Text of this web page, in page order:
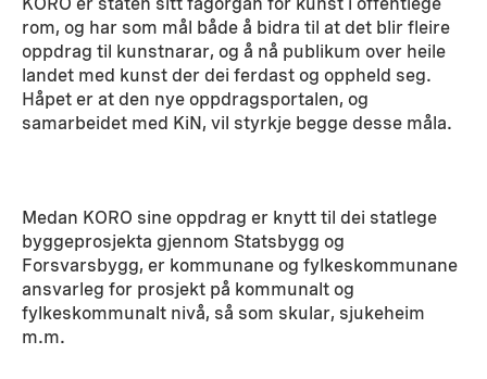
rom, og har som mål både å bidra til at det blir fleire
oppdrag til kunstnarar, og å nå publikum over heile
landet med kunst der dei ferdast og oppheld seg.
Håpet er at den nye oppdragsportalen, og
samarbeidet med KiN, vil styrkje begge desse måla.
Medan KORO sine oppdrag er knytt til dei statlege
byggeprosjekta gjennom Statsbygg og
Forsvarsbygg, er kommunane og fylkeskommunane
ansvarleg for prosjekt på kommunalt og
fylkeskommunalt nivå, så som skular, sjukeheim
m.m.